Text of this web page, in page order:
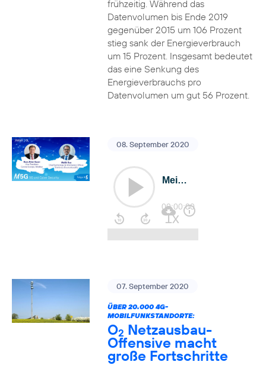
frühzeitig. Während das
Datenvolumen bis Ende 2019
gegenüber 2015 um 106 Prozent
stieg sank der Energieverbrauch
um 15 Prozent. Insgesamt bedeutet
das eine Senkung des
Energieverbrauchs pro
Datenvolumen um gut 56 Prozent.
08. September 2020
07. September 2020
ÜBER 20.000 4G-
MOBILFUNKSTANDORTE:
O2 Netzausbau-
Offensive macht
große Fortschritte